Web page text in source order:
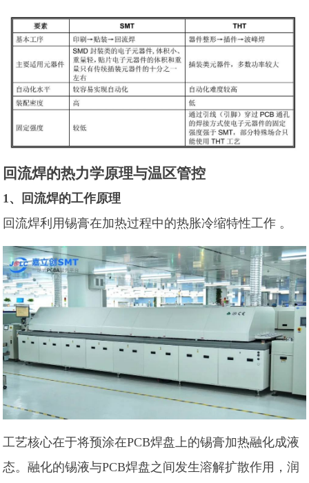
回流焊的热力学原理与温区管控
1、回流焊的工作原理
回流焊利用锡膏在加热过程中的热胀冷缩特性工作 。
工艺核心在于将预涂在PCB焊盘上的锡膏加热融化成液
态。融化的锡液与PCB焊盘之间发生溶解扩散作用，润